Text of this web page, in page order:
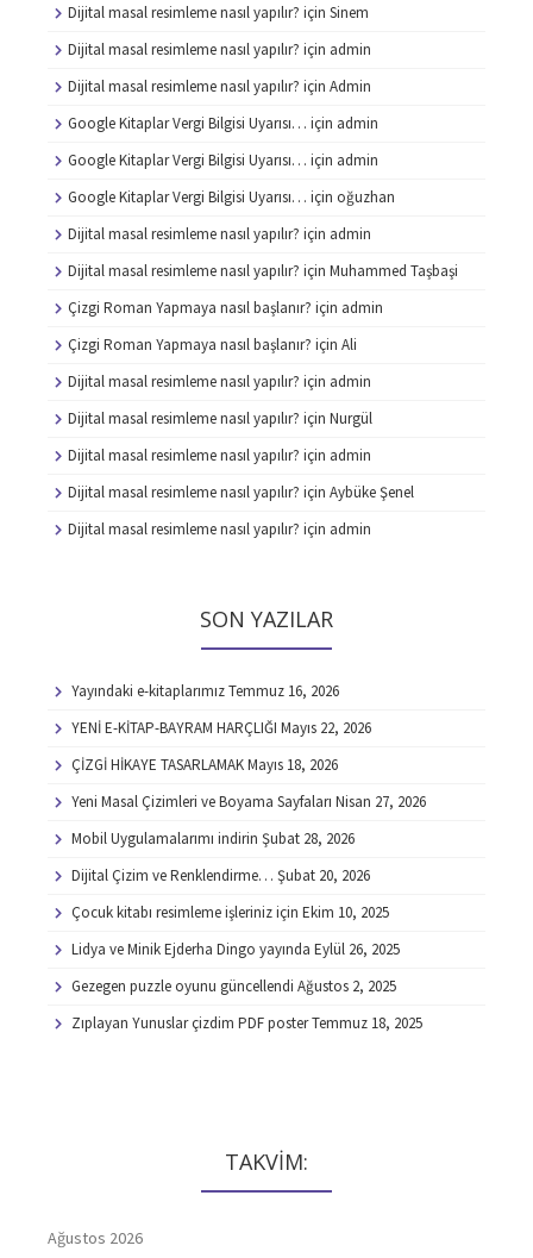
Dijital masal resimleme nasıl yapılır? için Sinem
Dijital masal resimleme nasıl yapılır? için admin
Dijital masal resimleme nasıl yapılır? için Admin
Google Kitaplar Vergi Bilgisi Uyarısı… için admin
Google Kitaplar Vergi Bilgisi Uyarısı… için admin
Google Kitaplar Vergi Bilgisi Uyarısı… için oğuzhan
Dijital masal resimleme nasıl yapılır? için admin
Dijital masal resimleme nasıl yapılır? için Muhammed Taşbaşi
Çizgi Roman Yapmaya nasıl başlanır? için admin
Çizgi Roman Yapmaya nasıl başlanır? için Ali
Dijital masal resimleme nasıl yapılır? için admin
Dijital masal resimleme nasıl yapılır? için Nurgül
Dijital masal resimleme nasıl yapılır? için admin
Dijital masal resimleme nasıl yapılır? için Aybüke Şenel
Dijital masal resimleme nasıl yapılır? için admin
SON YAZILAR
Yayındaki e-kitaplarımızTemmuz 16, 2026
YENİ E-KİTAP-BAYRAM HARÇLIĞI Mayıs 22, 2026
ÇİZGİ HİKAYE TASARLAMAKMayıs 18, 2026
Yeni Masal Çizimleri ve Boyama Sayfaları Nisan 27, 2026
Mobil Uygulamalarımı indirin Şubat 28, 2026
Dijital Çizim ve Renklendirme… Şubat 20, 2026
Çocuk kitabı resimleme işleriniz için Ekim 10, 2025
Lidya ve Minik Ejderha Dingo yayında Eylül 26, 2025
Gezegen puzzle oyunu güncellendi Ağustos 2, 2025
Zıplayan Yunuslar çizdim PDF posterTemmuz 18, 2025
TAKVİM:
Ağustos 2026